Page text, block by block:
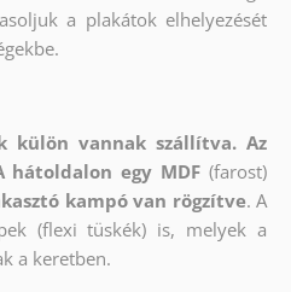
a plakátok elhelyezését
külön vannak szállítva. Az
hátoldalon egy MDF (farost)
kampó van rögzítve. A
(flexi tüskék) is, melyek a
a keretben.